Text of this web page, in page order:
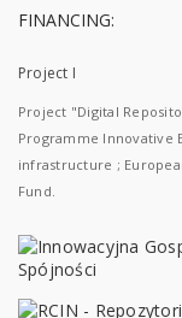
FINANCING:
Project I
Project "Digital
Programme Innovative
infrastructure ;
Fund.